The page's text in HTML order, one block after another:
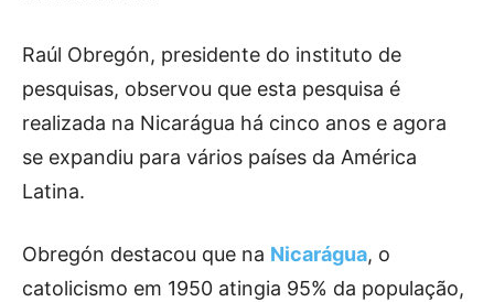
Raúl Obregón, presidente do instituto de
pesquisas, observou que esta pesquisa é
realizada na Nicarágua há cinco anos e agora
se expandiu para vários países da América
Latina.
Obregón destacou que na Nicarágua, o
catolicismo em 1950 atingia 95% da população,